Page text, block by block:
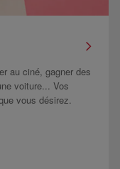
au ciné, gagner des
voiture... Vos
vous désirez.